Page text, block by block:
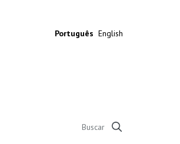
Português English